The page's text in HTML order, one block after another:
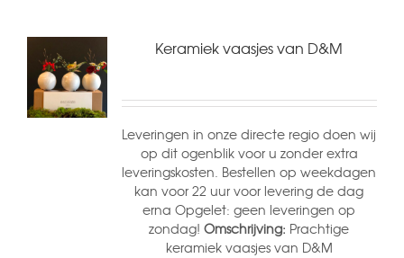
Keramiek vaasjes van D&M
Leveringen in onze directe regio doen wij
op dit ogenblik voor u zonder extra
leveringskosten. Bestellen op weekdagen
kan voor 22 uur voor levering de dag
erna Opgelet: geen leveringen op
zondag!Omschrijving: Prachtige
keramiek vaasjes van D&M